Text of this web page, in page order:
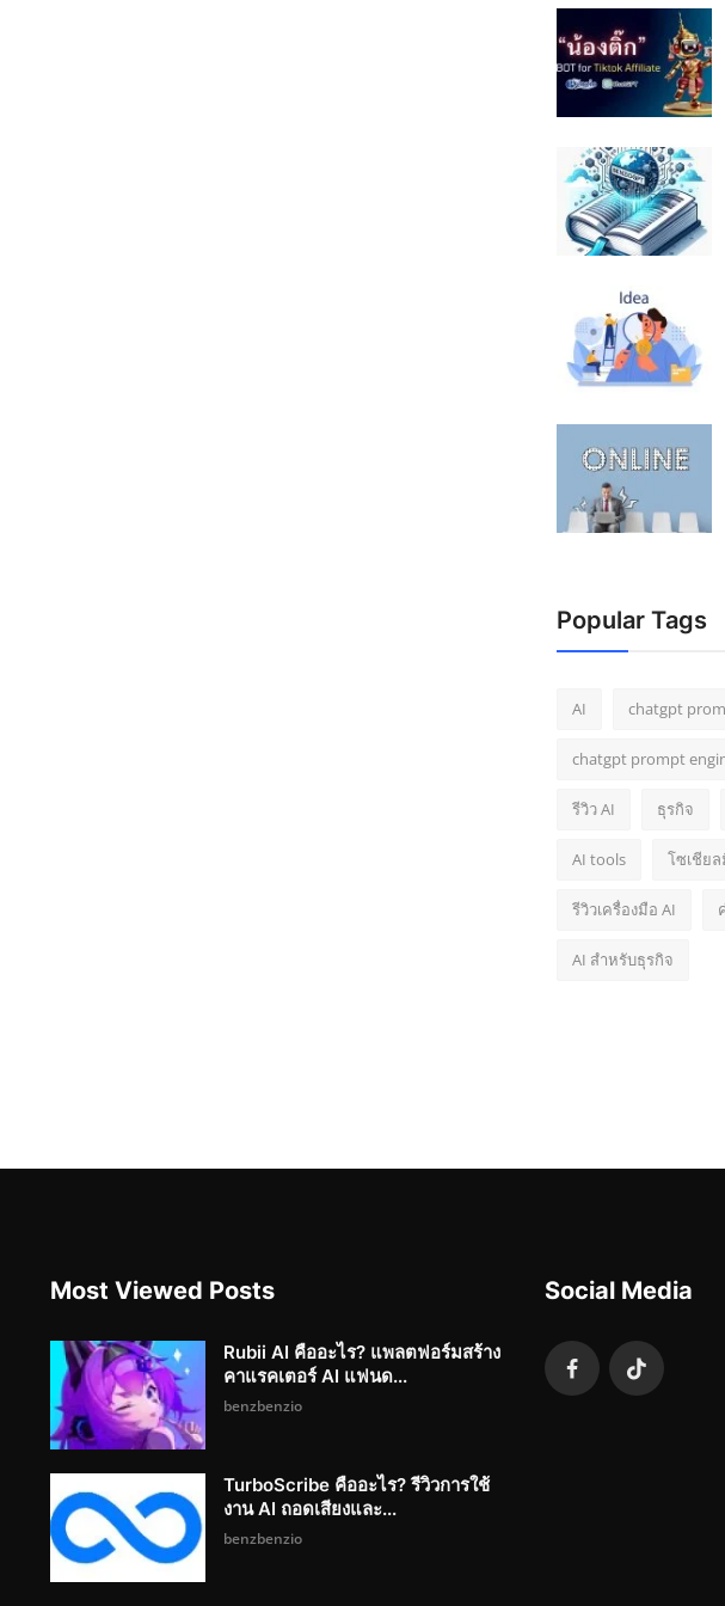
Popular Tags
AI chatgpt
chatgpt prompt
รีวิว AI ธุรกิจ
AI tools โซเชียล
รีวิวเครื่องมือ AI
AI สำหรับธุรกิจ
Most Viewed Posts
Rubii AI คืออะไร? แพลตฟอร์มสร้าง
คาแรคเตอร์ AI แฟนด...
benzbenzio
TurboScribe คืออะไร? รีวิวการใช้
งาน AI ถอดเสียงและ...
benzbenzio
Social Media